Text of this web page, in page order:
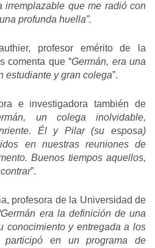
irremplazable que me radió con
profunda huella”.
profesor emérito de la
comenta que “Germán, era una
estudiante y gran colega”.
e investigadora también de
un colega inolvidable,
Él y Pilar (su esposa)
en nuestras reuniones de
Buenos tiempos aquellos,
”.
profesora de la Universidad de
era la definición de una
conocimiento y entregada a los
participó en un programa de